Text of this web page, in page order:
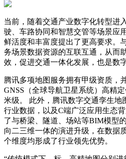
当前，随着交通产业数字化转型进
驶、车路协同和智慧交管等场景应
鲜活度和丰富度提出了更高要求。
务场景数据资源的互联互通，从而
效，促进交通一体化发展，也是数
腾讯多项地图服务拥有甲级资质，
GNSS（全球导航卫星系统）高精
米级。 此外，腾讯数字交通孪生地
行业数据，以及C端广泛应用生态
了与桥梁、隧道、场站等BIM模型
向二三维一体的演进升级，在数据
个维度均形成了行业领先优势。